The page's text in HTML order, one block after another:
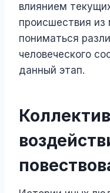
влиянием
происшествия из
пониматься
человеческого
данный этап.